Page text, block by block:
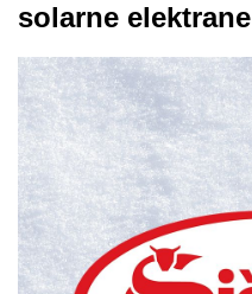
solarne elektrane